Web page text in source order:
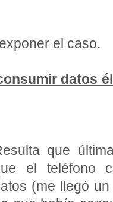
el caso.
datos
que
el teléfono
(me llegó